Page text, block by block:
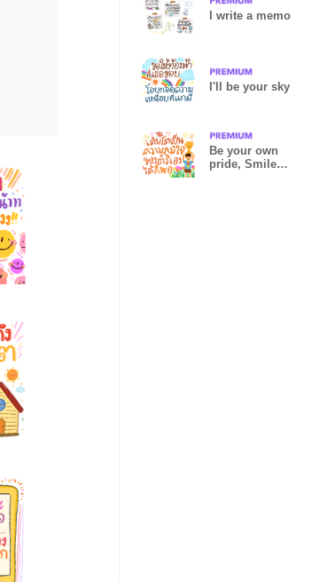
I write a memo
I'll be your sky
Be your own
pride, Smile